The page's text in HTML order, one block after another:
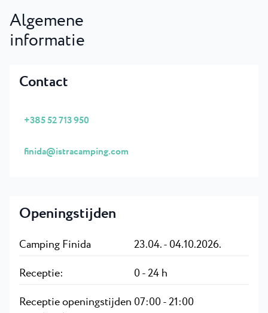
Algemene
informatie
Contact
+385 52 713 950
finida@istracamping.com
Openingstijden
Camping Finida
23.04. - 04.10.2026.
Receptie:
0 - 24 h
Receptie openingstijden 07:00 - 21:00